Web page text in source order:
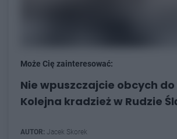
Może Cię zainteresować:
Nie wpuszczajcie obcych
Kolejna kradzież w Rudzie
AUTOR: Jacek Skorek